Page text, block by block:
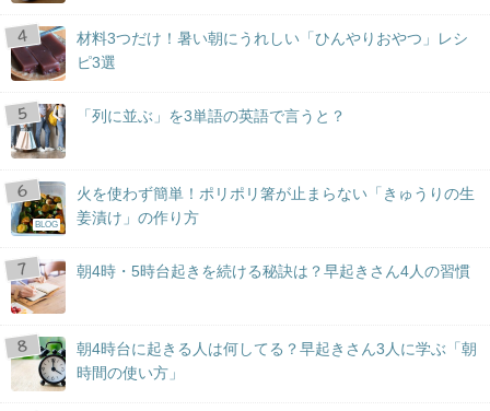
材料3つだけ！暑い朝にうれしい「ひんやりおやつ」レシ
ピ3選
「列に並ぶ」を3単語の英語で言うと？
BLOG
火を使わず簡単！ポリポリ箸が止まらない「きゅうりの生
姜漬け」の作り方
朝4時・5時台起きを続ける秘訣は？早起きさん4人の習慣
朝4時台に起きる人は何してる？早起きさん3人に学ぶ「朝
時間の使い方」